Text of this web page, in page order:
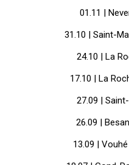
01.11 |
31.10 | Saint-
24.10 | La
17.10 | La
27.09 |
26.09 |
13.09 |